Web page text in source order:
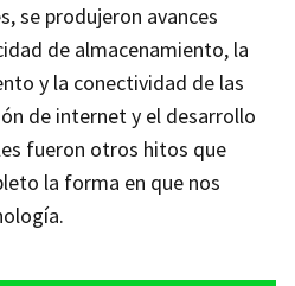
se produjeron avances
de almacenamiento, la
y la conectividad de las
de internet y el desarrollo
fueron otros hitos que
la forma en que nos